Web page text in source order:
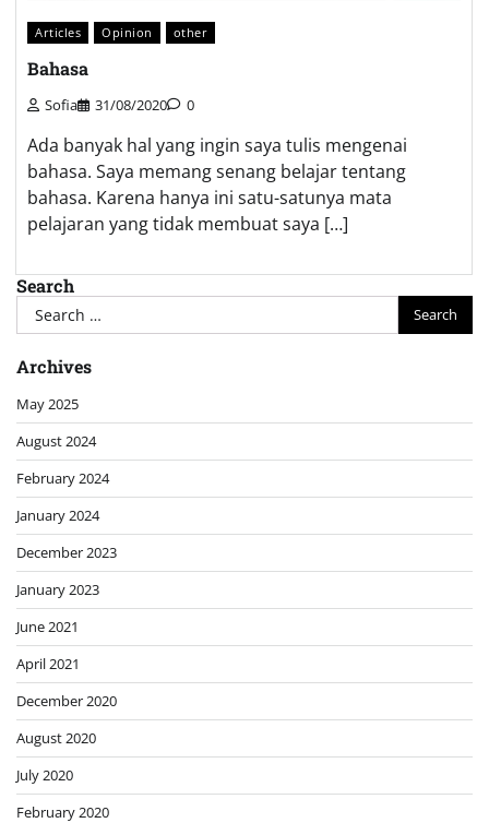
Articles Opinion other
Bahasa
Sofia 31/08/2020 0
Ada banyak hal yang ingin saya tulis mengenai
bahasa. Saya memang senang belajar tentang
bahasa. Karena hanya ini satu-satunya mata
pelajaran yang tidak membuat saya […]
Search
Search
for:
Archives
May 2025
August 2024
February 2024
January 2024
December 2023
January 2023
June 2021
April 2021
December 2020
August 2020
July 2020
February 2020